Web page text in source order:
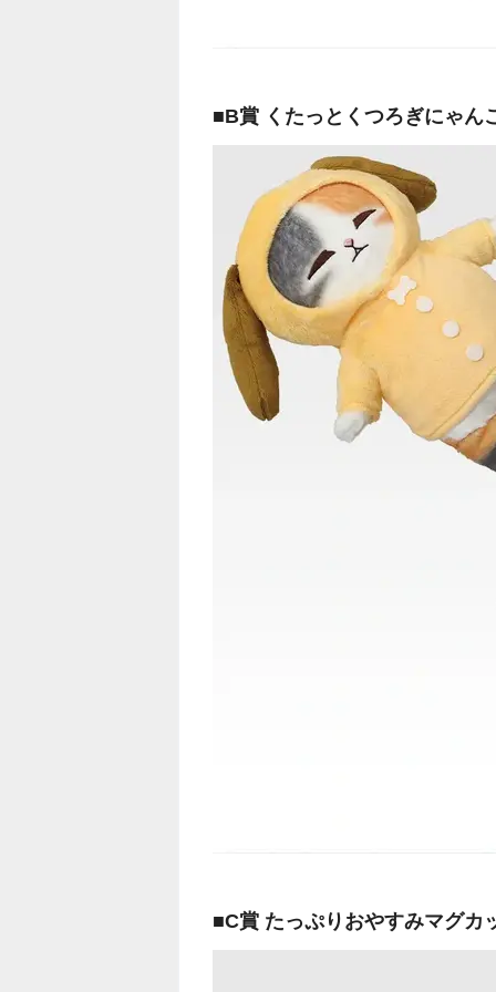
■B賞 くたっとくつろぎにゃん
■C賞 たっぷりおやすみマグカ